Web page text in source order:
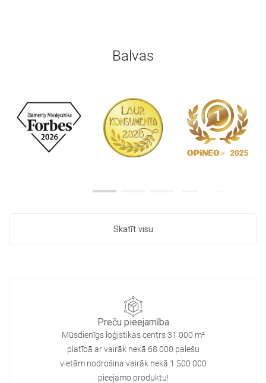
Balvas
Skatīt visu
Preču pieejamība
Mūsdienīgs loģistikas centrs 31 000 m²
platībā ar vairāk nekā 68 000 palešu
vietām nodrošina vairāk nekā 1 500 000
pieejamo produktu!